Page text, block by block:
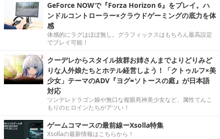
GeForce NOWで『Forza Horizon 6』をプレイ。ハ
ンドルコントローラー×クラウドゲーミングの底力を体
感
体感的にラグはほぼ無し。グラフィックスはもちろん最高設定
でプレイ可能！
クーデレからスタイル抜群お姉さんまでよりどりみど
りな人外娘たちとホテル経営しよう！「クトゥルフ×美
少女」テーマのADV『ヨグ=ソトースの庭』が日本語
対応
ツンデレドラゴン娘や無口な複眼死神美少女など、属性てんこ
もりのヒロインたちがアツい！
ゲームコマースの最前線ーXsolla特集
Xsollaの最新情報はこちらから！